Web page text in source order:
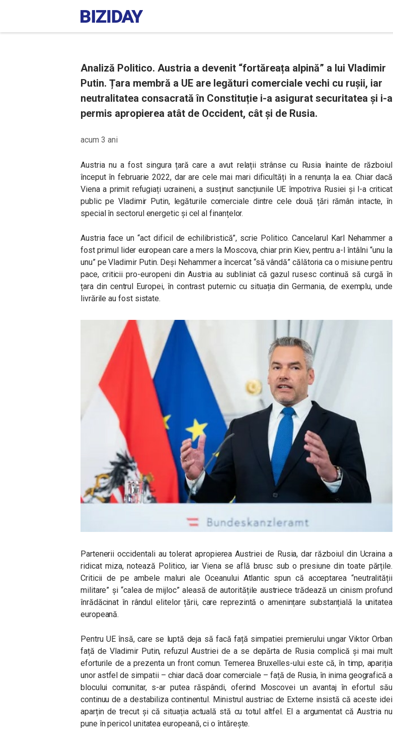
Analiză Politico. Austria a devenit “fortăreața alpină” a lui Vladimir
Putin. Țara membră a UE are legături comerciale vechi cu rușii, iar
neutralitatea consacrată în Constituție i-a asigurat securitatea și i-a
permis apropierea atât de Occident, cât și de Rusia.
acum 3 ani
Austria nu a fost singura țară care a avut relații strânse cu Rusia înainte de războiul
început în februarie 2022, dar are cele mai mari dificultăți în a renunța la ea. Chiar dacă
Viena a primit refugiați ucraineni, a susținut sancțiunile UE împotriva Rusiei și l-a criticat
public pe Vladimir Putin, legăturile comerciale dintre cele două țări rămân intacte, în
special în sectorul energetic și cel al finanțelor.
Austria face un “act dificil de echilibristică”, scrie Politico. Cancelarul Karl Nehammer a
fost primul lider european care a mers la Moscova, chiar prin Kiev, pentru a-l întâlni “unu la
unu” pe Vladimir Putin. Deși Nehammer a încercat “să vândă” călătoria ca o misiune pentru
pace, criticii pro-europeni din Austria au subliniat că gazul rusesc continuă să curgă în
țara din centrul Europei, în contrast puternic cu situația din Germania, de exemplu, unde
livrările au fost sistate.
Partenerii occidentali au tolerat apropierea Austriei de Rusia, dar războiul din Ucraina a
ridicat miza, notează Politico, iar Viena se află brusc sub o presiune din toate părțile.
Criticii de pe ambele maluri ale Oceanului Atlantic spun că acceptarea “neutralității
militare” și “calea de mijloc” aleasă de autoritățile austriece trădează un cinism profund
înrădăcinat în rândul elitelor țării, care reprezintă o amenințare substanțială la unitatea
europeană.
Pentru UE însă, care se luptă deja să facă față simpatiei premierului ungar Viktor Orban
față de Vladimir Putin, refuzul Austriei de a se depărta de Rusia complică și mai mult
eforturile de a prezenta un front comun. Temerea Bruxelles-ului este că, în timp, apariția
unor astfel de simpatii – chiar dacă doar comerciale – față de Rusia, în inima geografică a
blocului comunitar, s-ar putea răspândi, oferind Moscovei un avantaj în efortul său
continuu de a destabiliza continentul. Ministrul austriac de Externe insistă că aceste idei
aparțin de trecut și că situația actuală stă cu totul altfel. El a argumentat că Austria nu
pune în pericol unitatea europeană, ci o întărește.